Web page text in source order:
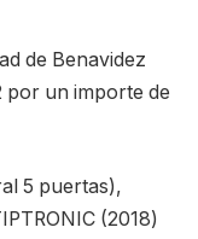
de Benavidez
por un importe de
5 puertas),
(2018)